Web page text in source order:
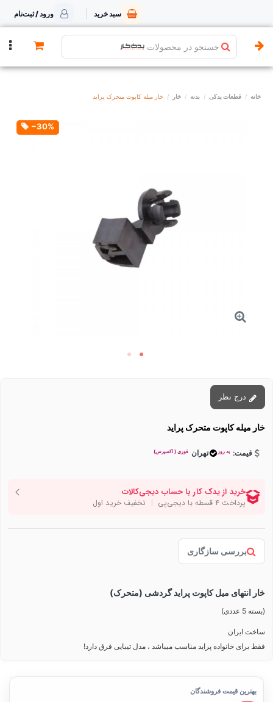
سبد خرید ورود / ثبت‌نام
جستجو در محصولات
خانه قطعات یدکی بدنه خار خار میله کاپوت متحرک پراید
‎−30%
خار میله کاپوت متحرک پراید
قیمت: به روز تهران فوری ( اکسپرس)
بررسی سازگاری
خار انتهای میل کاپوت پراید گردشی (متحرک)
(بسته 5 عددی)
ساخت ایران
فقط برای خانواده پراید مناسب میباشد ، مدل تیبایی فرق دارد!
بهترین قیمت فروشندگان